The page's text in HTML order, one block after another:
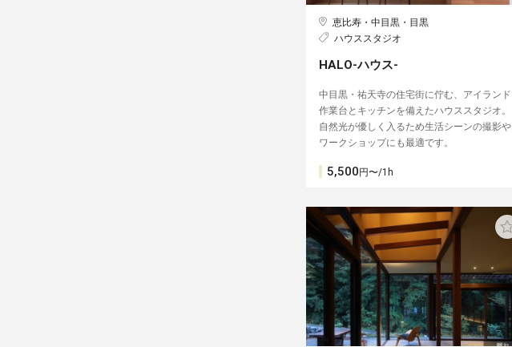
恵比寿・中目黒・目黒
ハウススタジオ
HALO-ハウス-
中目黒・祐天寺の住宅街に佇む、アイランド
作業台とキッチンを備えたハウススタジオ。
自然光が優しく入るため生活シーンの撮影や
ワークショップにも最適です。
5,500円〜/1h